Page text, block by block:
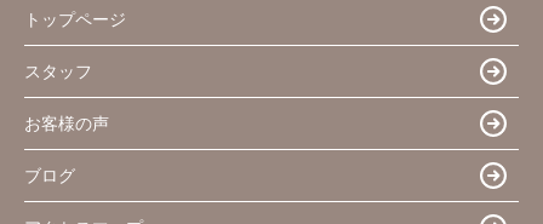
トップページ
スタッフ
お客様の声
ブログ